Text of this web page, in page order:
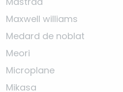
Maxwell williams
Medard de noblat
Meori
Microplane
Mikasa